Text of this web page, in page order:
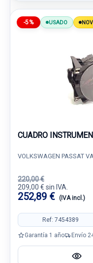
-5% USADO
CUADRO
VOLKSWAGEN PASSAT
220,00 €
209,00 € sin IVA.
252,89 € (IVA incl.)
Ref: 7454389
Garantía 1 año Envío